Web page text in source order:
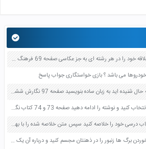
یکی از هنرمندان معاصر مورد علاقه خود را در هر رشته ای به جز عکاسی صفحه 69 فرهنگ و هنر نهم
می باشد ؟ بازی خواستگاری جواب پاسخ
یکی از حکایت هایی را که تا به حال شنیده اید به زبان ساده بنویسید صفحه 97 نگارش ششم دبستان
یکی از متن های ناتمام زیر را انتخاب کنید و نوشته را ادامه دهید صفحه 73 و 74 کتاب نگارش فارسی پنجم دبستان
یکی از درس های مندرج در کتاب درسی خود را خلاصه کنید سپس متن خلاصه شده را با بهره گیری از روش های دسته بندی نمودار جدول نقشه مفهومی نشان دهید صفحه 118 نگارش یازدهم
یکی از صدا های آبشار به هم خوردن برگ ها زنبور را در ذهنتان مجسم کنید و درباره آن یک بند بنویسید صفحه 11 نگارش پنجم